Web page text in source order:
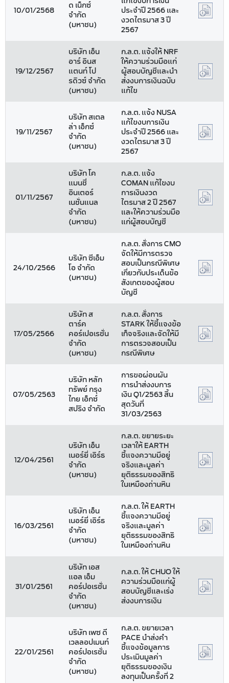
10/01/2568
ด เน็กซ์
จำกัด
(มหาชน)
ประจำปี 2566 และ
งวดไตรมาส 3 ปี
2567
19/12/2567
บริษัท เอ็น
อาร์ อินส
แตนท์ โป
รดิวซ์ จำกัด
(มหาชน)
ก.ล.ต. แจ้งให้ NRF
ให้ความร่วมมือแก่
ผู้สอบบัญชีและนำ
ส่งงบการเงินฉบับ
แก้ไข
19/11/2567
บริษัท สเตล
ล่า เอ็กซ์
จำกัด
(มหาชน)
ก.ล.ต. แจ้ง NUSA
แก้ไขงบการเงิน
ประจำปี 2566 และ
งวดไตรมาส 3 ปี
2567
01/11/2567
บริษัท โค
แมนชี่
อินเตอร์
เนชั่นแนล
จำกัด
(มหาชน)
ก.ล.ต. แจ้ง
COMAN แก้ไขงบ
การเงินงวด
ไตรมาส 2 ปี 2567
และให้ความร่วมมือ
แก่ผู้สอบบัญชี
24/10/2566
บริษัท ซีเอ็ม
โอ จำกัด
(มหาชน)
ก.ล.ต. สั่งการ CMO
จัดให้มีการตรวจ
สอบเป็นกรณีพิเศษ
เกี่ยวกับประเด็นข้อ
สังเกตของผู้สอบ
บัญชี
17/05/2566
บริษัท ส
ตาร์ค
คอร์เปอเรชั่น
จำกัด
(มหาชน)
ก.ล.ต. สั่งการ
STARK ให้ชี้แจงข้อ
เท็จจริงและจัดให้มี
การตรวจสอบเป็น
กรณีพิเศษ
07/05/2563
บริษัท หลัก
ทรัพย์ กรุง
ไทย เอ็กซ์
สปริง จำกัด
การขอผ่อนผัน
การนำส่งงบการ
เงิน Q1/2563 สิ้น
สุดวันที่
31/03/2563
12/04/2561
บริษัท เอ็น
เนอร์ยี่ เอิร์ธ
จำกัด
(มหาชน)
ก.ล.ต. ขยายระยะ
เวลาให้ EARTH
ชี้แจงความมีอยู่
จริงและมูลค่า
ยุติธรรมของสิทธิ
ในเหมืองถ่านหิน
16/03/2561
บริษัท เอ็น
เนอร์ยี่ เอิร์ธ
จำกัด
(มหาชน)
ก.ล.ต. ให้ EARTH
ชี้แจงความมีอยู่
จริงและมูลค่า
ยุติธรรมของสิทธิ
ในเหมืองถ่านหิน
31/01/2561
บริษัท เอส
แอล เอ็ม
คอร์ปอเรชั่น
จำกัด
(มหาชน)
ก.ล.ต. ให้ CHUO ให้
ความร่วมมือแก่ผู้
สอบบัญชีและเร่ง
ส่งงบการเงิน
22/01/2561
บริษัท เพซ ดี
เวลลอปเมนท์
คอร์ปอเรชั่น
จำกัด
(มหาชน)
ก.ล.ต. ขยายเวลา
PACE นำส่งคำ
ชี้แจงข้อมูลการ
ประเมินมูลค่า
ยุติธรรมของเงิน
ลงทุนเป็นครั้งที่ 2